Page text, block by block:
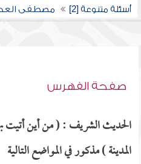
أسئلة متنوعة [2]
مصطفى
صفحة الفهرس
الحديث الشريف : ( من أين أتيت
المدينة ) مذكور في المواضع التالية